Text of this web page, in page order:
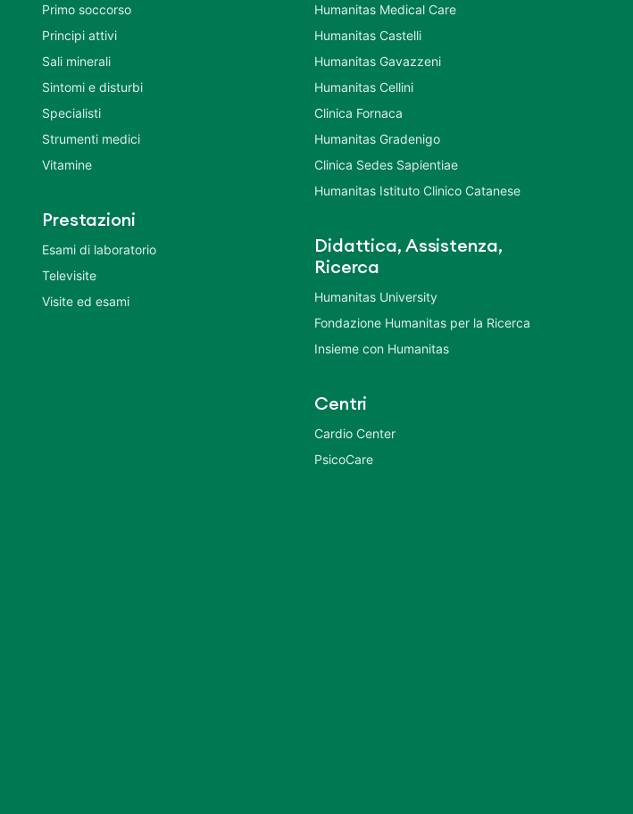
Primo soccorso
Principi attivi
Sali minerali
Sintomi e disturbi
Specialisti
Strumenti medici
Vitamine
Prestazioni
Esami di laboratorio
Televisite
Visite ed esami
Humanitas Medical Care
Humanitas Castelli
Humanitas Gavazzeni
Humanitas Cellini
Clinica Fornaca
Humanitas Gradenigo
Clinica Sedes Sapientiae
Humanitas Istituto Clinico Catanese
Didattica, Assistenza,
Ricerca
Humanitas University
Fondazione Humanitas per la Ricerca
Insieme con Humanitas
Centri
Cardio Center
PsicoCare